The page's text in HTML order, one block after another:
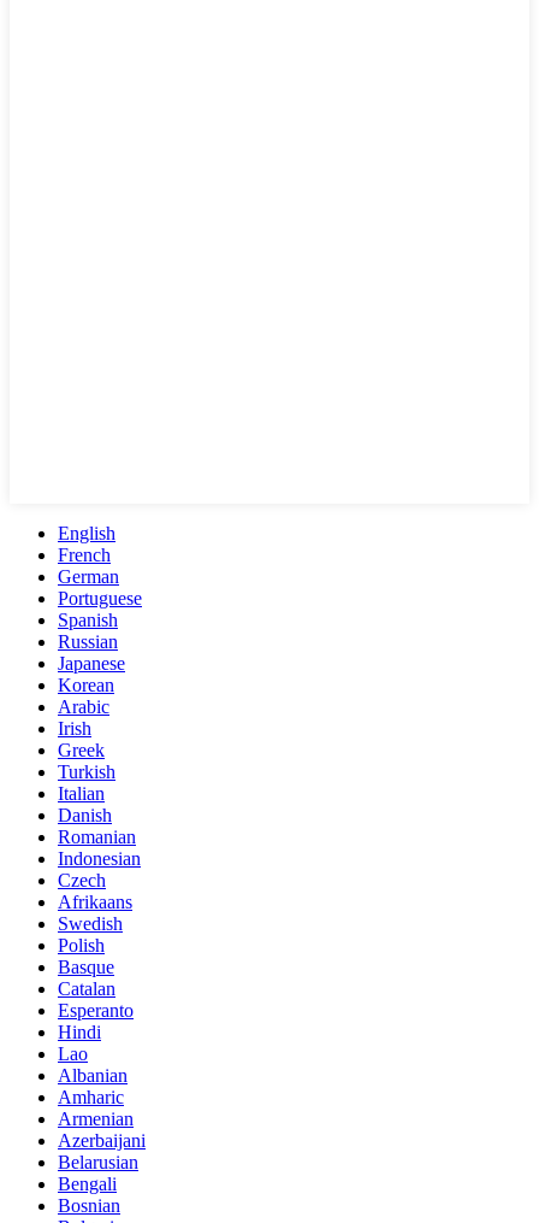
English
French
German
Portuguese
Spanish
Russian
Japanese
Korean
Arabic
Irish
Greek
Turkish
Italian
Danish
Romanian
Indonesian
Czech
Afrikaans
Swedish
Polish
Basque
Catalan
Esperanto
Hindi
Lao
Albanian
Amharic
Armenian
Azerbaijani
Belarusian
Bengali
Bosnian